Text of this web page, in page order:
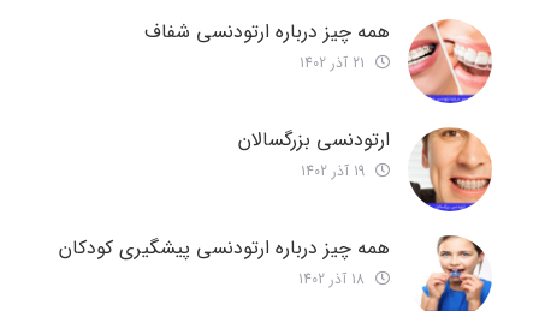
همه چیز درباره ارتودنسی شفاف
ارتودنسی بزرگسالان
همه چیز درباره ارتودنسی پیشگیری کودکان